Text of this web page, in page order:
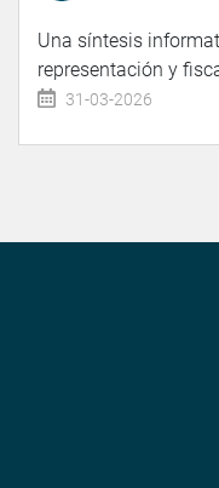
Una síntesis
representación y
31-03-2026